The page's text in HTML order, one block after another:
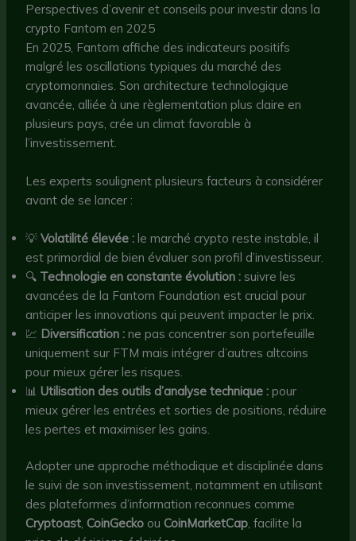
Perspectives d’avenir et conseils pour investir dans la
crypto Fantom en 2025
En 2025, Fantom affiche des indicateurs positifs
malgré les oscillations typiques du marché des
cryptomonnaies. Son architecture technologique
avancée, alliée à une règlementation plus claire en
plusieurs pays, crée un climat favorable à
l’investissement.
Les experts soulignent plusieurs facteurs à considérer
avant de se lancer :
💡Volatilité élevée : le marché crypto reste instable, il
est primordial de bien évaluer son profil d’investisseur.
🔍 Technologie en constante évolution : suivre les
avancées de la Fantom Foundation est crucial pour
anticiper les innovations qui peuvent impacter le prix.
💹 Diversification : ne pas concentrer son portefeuille
uniquement sur FTM mais intégrer d’autres altcoins
pour mieux gérer les risques.
📊Utilisation des outils d’analyse technique : pour
mieux gérer les entrées et sorties de positions, réduire
les pertes et maximiser les gains.
Adopter une approche méthodique et disciplinée dans
le suivi de son investissement, notamment en utilisant
des plateformes d’information reconnues comme
Cryptoast, CoinGecko ou CoinMarketCap, facilite la